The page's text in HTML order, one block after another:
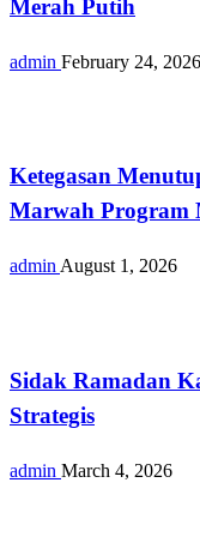
Merah Putih
admin February 24, 2026
Ketegasan
Marwah Program
admin August 1, 2026
Sidak Ramadan
Strategis
admin March 4, 2026